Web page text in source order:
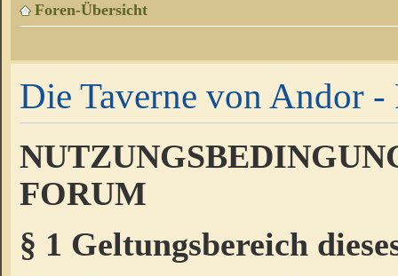
Foren-Übersicht
Die Taverne von Andor -
FORUM
§ 1 Geltungsbereich